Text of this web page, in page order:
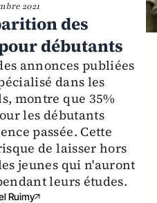
2021
des
débutants
annonces publiées
dans les
montre que 35%
les débutants
passée. Cette
de laisser hors
jeunes qui n'auront
leurs études.
Ruimy